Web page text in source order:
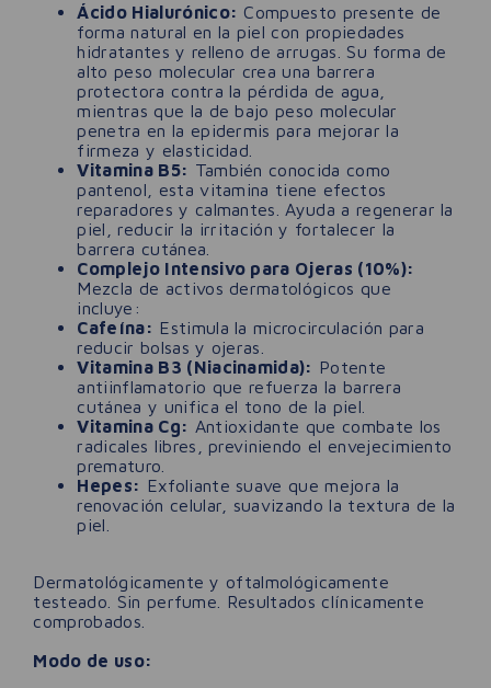
Ácido Hialurónico: Compuesto presente de
forma natural en la piel con propiedades
hidratantes y relleno de arrugas. Su forma de
alto peso molecular crea una barrera
protectora contra la pérdida de agua,
mientras que la de bajo peso molecular
penetra en la epidermis para mejorar la
firmeza y elasticidad.
Vitamina B5: También conocida como
pantenol, esta vitamina tiene efectos
reparadores y calmantes. Ayuda a regenerar la
piel, reducir la irritación y fortalecer la
barrera cutánea.
Complejo Intensivo para Ojeras (10%):
Mezcla de activos dermatológicos que
incluye:
Cafeína: Estimula la microcirculación para
reducir bolsas y ojeras.
Vitamina B3 (Niacinamida): Potente
antiinflamatorio que refuerza la barrera
cutánea y unifica el tono de la piel.
Vitamina Cg: Antioxidante que combate los
radicales libres, previniendo el envejecimiento
prematuro.
Hepes: Exfoliante suave que mejora la
renovación celular, suavizando la textura de la
piel.
Dermatológicamente y oftalmológicamente
testeado. Sin perfume. Resultados clínicamente
comprobados.
Modo de uso: